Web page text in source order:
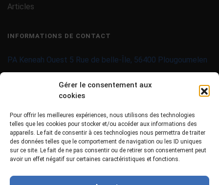
Gérer le consentement aux
cookies
Pour offrir les meilleures expériences, nous utilisons des technologies
telles que les cookies pour stocker et/ou accéder aux informations des
appareils. Le fait de consentir à ces technologies nous permettra de traiter
des données telles que le comportement de navigation ou les ID uniques
sur ce site. Le fait de ne pas consentir ou de retirer son consentement peut
avoir un effet négatif sur certaines caractéristiques et fonctions.
Articles
INFORMATIONS DE CONTACT
PA Keneah Ouest 5 Rue de belle-Île, 56400 Plougoumelen
02 97 40 06 01